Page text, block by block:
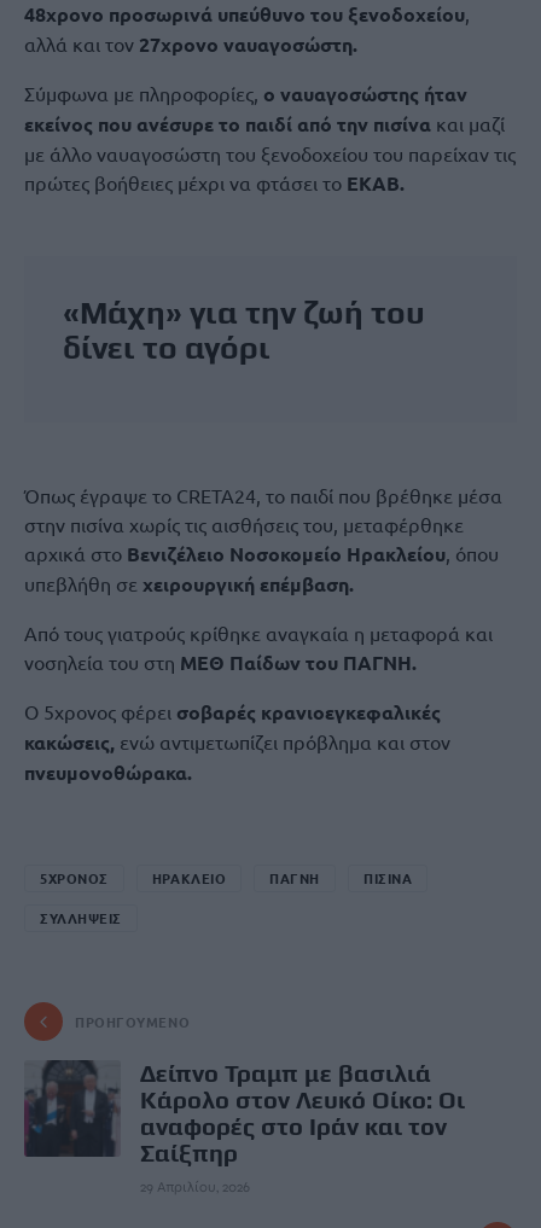
48χρονο προσωρινά υπεύθυνο του ξενοδοχείου,
αλλά και τον 27χρονο ναυαγοσώστη.
Σύμφωνα με πληροφορίες, ο ναυαγοσώστης ήταν
εκείνος που ανέσυρε το παιδί από την πισίνα και μαζί
με άλλο ναυαγοσώστη του ξενοδοχείου του παρείχαν τις
πρώτες βοήθειες μέχρι να φτάσει το ΕΚΑΒ.
«Μάχη» για την ζωή του
δίνει το αγόρι
Όπως έγραψε το CRETA24, το παιδί που βρέθηκε μέσα
στην πισίνα χωρίς τις αισθήσεις του, μεταφέρθηκε
αρχικά στο Βενιζέλειο Νοσοκομείο Ηρακλείου, όπου
υπεβλήθη σε χειρουργική επέμβαση.
Από τους γιατρούς κρίθηκε αναγκαία η μεταφορά και
νοσηλεία του στη ΜΕΘ Παίδων του ΠΑΓΝΗ.
Ο 5χρονος φέρει σοβαρές κρανιοεγκεφαλικές
κακώσεις, ενώ αντιμετωπίζει πρόβλημα και στον
πνευμονοθώρακα.
5ΧΡΟΝΟΣ ΗΡΑΚΛΕΙΟ ΠΑΓΝΗ ΠΙΣΙΝΑ
ΣΥΛΛΗΨΕΙΣ
ΠΡΟΗΓΟΎΜΕΝΟ
Δείπνο Τραμπ με βασιλιά
Κάρολο στον Λευκό Οίκο: Οι
αναφορές στο Ιράν και τον
Σαίξπηρ
29 Απριλίου, 2026